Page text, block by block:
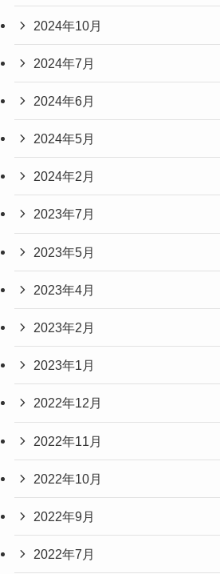
2024年10月
2024年7月
2024年6月
2024年5月
2024年2月
2023年7月
2023年5月
2023年4月
2023年2月
2023年1月
2022年12月
2022年11月
2022年10月
2022年9月
2022年7月